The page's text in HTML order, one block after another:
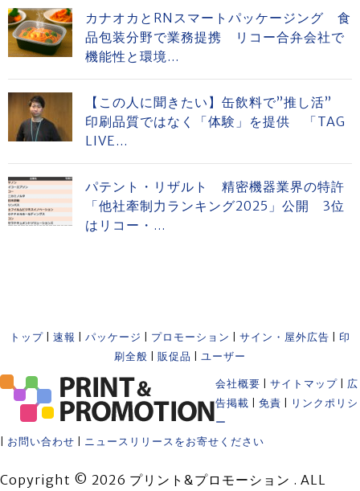
カナオカとRNスマートパッケージング 食
品包装分野で業務提携 リコー合弁会社で
機能性と環境...
【この人に聞きたい】缶飲料で”推し活”
印刷品質ではなく「体験」を提供 「TAG
LIVE...
パテント・リザルト 精密機器業界の特許
「他社牽制力ランキング2025」公開 3位
はリコー・...
トップ 速報 パッケージ プロモーション サイン・屋外広告
印
刷全般
販促品 ユーザー
会社概要 サイトマップ
広
告掲載
免責
リンクポリシ
ー
お問い合わせ ニュースリリースをお寄せください
Copyright © 2026 プリント&プロモーション . ALL